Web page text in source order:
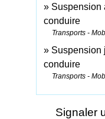
Suspension
conduire
Transports -
Suspension
conduire
Transports -
Signaler